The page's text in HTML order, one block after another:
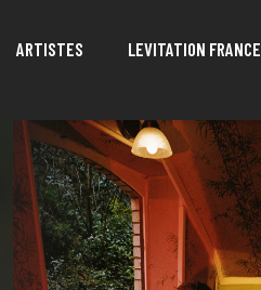
ARTISTES LEVITATION FRANCE